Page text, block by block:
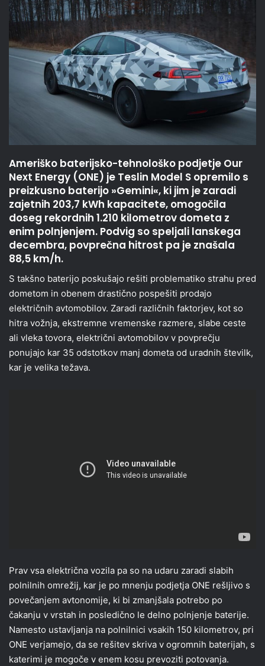
Ameriško baterijsko-tehnološko podjetje Our
Next Energy (ONE) je Teslin Model S opremilo s
preizkusno baterijo »Gemini«, ki jim je zaradi
zajetnih 203,7 kWh kapacitete, omogočila
doseg rekordnih 1.210 kilometrov dometa z
enim polnjenjem. Podvig so speljali lanskega
decembra, povprečna hitrost pa je znašala
88,5 km/h.
S takšno baterijo poskušajo rešiti problematiko strahu pred
dometom in obenem drastično pospešiti prodajo
električnih avtomobilov. Zaradi različnih faktorjev, kot so
hitra vožnja, ekstremne vremenske razmere, slabe ceste
ali vleka tovora, električni avtomobilov v povprečju
ponujajo kar 35 odstotkov manj dometa od uradnih številk,
kar je velika težava.
Prav vsa električna vozila pa so na udaru zaradi slabih
polnilnih omrežij, kar je po mnenju podjetja ONE rešljivo s
povečanjem avtonomije, ki bi zmanjšala potrebo po
čakanju v vrstah in posledično le delno polnjenje baterije.
Namesto ustavljanja na polnilnici vsakih 150 kilometrov, pri
ONE verjamejo, da se rešitev skriva v ogromnih baterijah, s
katerimi je mogoče v enem kosu prevoziti potovanja.